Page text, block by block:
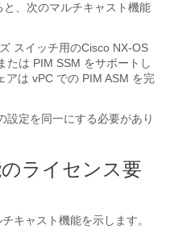
、次のマルチキャスト機能
スイッチ用のCisco NX-OS
たは PIM SSM をサポートし
アは vPC での PIM ASM を完
設定を同一にする必要があり
ライセンス要
キャスト機能を示します。